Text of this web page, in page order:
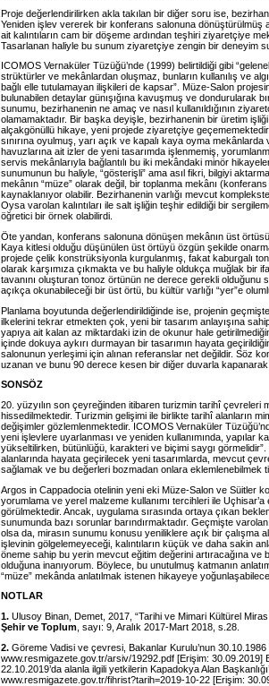
Proje değerlendirilirken akla takılan bir diğer soru ise,
Yeniden işlev vererek bir konferans salonuna dönüştürülmüş
ait kalıntıların cam bir döşeme ardından teşhiri ziyaretçiye
Tasarlanan haliyle bu sunum ziyaretçiye zengin bir deneyim
ICOMOS Vernaküler Tüzüğü’nde (1999) belirtildiği gibi
strüktürler ve mekânlardan oluşmaz, bunların kullanılış ve
bağlı elle tutulamayan ilişkileri de kapsar”. Müze-Salon
bulunabilen detaylar günışığına kavuşmuş ve dondurularak
sunumu, bezirhanenin ne amaç ve nasıl kullanıldığının
olamamaktadır. Bir başka deyişle, bezirhanenin bir üretim
alçakgönüllü hikaye, yeni projede ziyaretçiye
sınırına oyulmuş, yarı açık ve kapalı kaya oyma
havuzlarına ait izler de yeni tasarımda işlenmemiş,
servis mekânlarıyla bağlantılı bu iki mekândaki minör
sunumunun bu haliyle, “gösterişli” ama asıl fikri, bilgiyi
mekânın “müze” olarak değil, bir toplanma mekânı
kaynaklanıyor olabilir. Bezirhanenin varlığı mevcut
Oysa varolan kalıntıları ile salt işliğin teşhir edildiği bir
öğretici bir örnek olabilirdi.
Öte yandan, konferans salonuna dönüşen mekânın üst
Kaya kitlesi olduğu düşünülen üst örtüyü özgün şekilde
projede çelik konstrüksiyonla kurgulanmış, fakat kaburgalı
olarak karşımıza çıkmakta ve bu haliyle oldukça muğlak bir
tavanını oluşturan tonoz örtünün ne derece gerekli olduğunu
açıkça okunabileceği bir üst örtü, bu kültür varlığı “yer”e
Planlama boyutunda değerlendirildiğinde ise, projenin
ilkelerini tekrar etmekten çok, yeni bir tasarım anlayışına
yapıya ait kalan az miktardaki izin de okunur hale
içinde dokuya aykırı durmayan bir tasarımın hayata
salonunun yerleşimi için alınan referanslar net değildir. Söz
uzanan ve bunu 90 derece kesen bir diğer duvarla kapanarak
SONSÖZ
20. yüzyılın son çeyreğinden itibaren turizmin tarihî çevreleri
hissedilmektedir. Turizmin gelişimi ile birlikte tarihî alanların
değişimler gözlemlenmektedir. ICOMOS Vernaküler
yeni işlevlere uyarlanması ve yeniden kullanımında, yapılar
yükseltilirken, bütünlüğü, karakteri ve biçimi saygı
alanlarında hayata geçirilecek yeni tasarımlarda, mevcut
sağlamak ve bu değerleri bozmadan onlara eklemlenebilmek
Argos in Cappadocia otelinin yeni eki Müze-Salon ve Süitler
yorumlama ve yerel malzeme kullanımı tercihleri ile
görülmektedir. Ancak, uygulama sırasında ortaya çıkan
sunumunda bazı sorunlar barındırmaktadır. Geçmişte varolan
olsa da, mirasın sunumu konusu yeniliklere açık bir çalışma
işlevinin gölgelemeyeceği, kalıntıların küçük ve daha sakin
öneme sahip bu yerin mevcut eğitim değerini artıracağına ve
olduğuna inanıyorum. Böylece, bu unutulmuş katmanın
“müze” mekânda anlatılmak istenen hikayeye
NOTLAR
1. Ulusoy Binan, Demet, 2017, “Tarihi ve Mimari Kültürel Miras
Şehir ve Toplum , sayı: 9, Aralık 2017-Mart 2018, s.28.
2. Göreme Vadisi ve çevresi, Bakanlar Kurulu’nun 30.10.1986
www.resmigazete.gov.tr/arsiv/19292.pdf [Erişim: 30.09.2019]
22.10.2019’da alanla ilgili yetkilerin Kapadokya Alan
www.resmigazete.gov.tr/fihrist?tarih=2019-10-22 [Erişim: